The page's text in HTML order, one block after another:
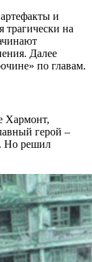
и
трагически на
Далее
по главам.
Хармонт,
герой –
Но решил